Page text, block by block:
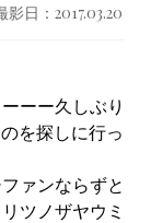
日：2017.03.20
ーー久しぶり
を探しに行っ
ァンならずと
ツノザヤウミ